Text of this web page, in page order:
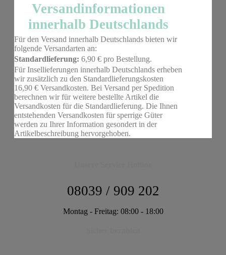
Versandinformationen
innerhalb Deutschlands
Für den Versand innerhalb Deutschlands bieten wir
folgende Versandarten an:
Standardlieferung: 6,90 € pro Bestellung.
Für Insellieferungen innerhalb Deutschlands erheben
wir zusätzlich zu den Standardlieferungskosten
16,90 € Versandkosten. Bei Versand per Spedition
berechnen wir für weitere bestellte Artikel die
Versandkosten für die Standardlieferung. Die Ihnen
entstehenden Versandkosten für sperrige Güter
werden zu Ihrer Information gesondert in der
Artikelbeschreibung hervorgehoben.
08039 / 909 202
Montag - Freitag: 08:00 - 18:00